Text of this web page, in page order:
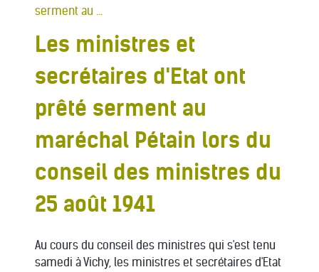
Les ministres et
secrétaires d'Etat ont
prêté serment au
maréchal Pétain lors du
conseil des ministres du
25 août 1941
Au cours du conseil des ministres qui s'est tenu
samedi à Vichy, les ministres et secrétaires d'Etat